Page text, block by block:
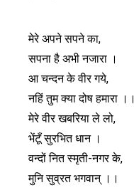
मेरे अपने सपने का,
सपना है अभी नजारा ।
आ चन्दन के वीर गये,
नहिं तुम क्या दोष हमारा ।।
मेरे वीर खबरिया ले लो,
भेंटूँ सुरभित धान ।
वन्दों नित स्मृती-नगर के,
मुनि सुव्रत भगवान् ।।